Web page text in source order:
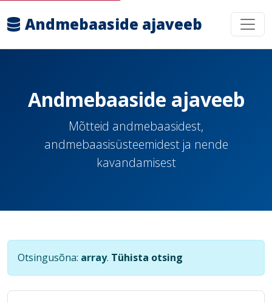
Andmebaaside ajaveeb
Andmebaaside ajaveeb
Mõtteid andmebaasidest,
andmebaasisüsteemidest ja nende
kavandamisest
Otsingusõna: array. Tühista otsing